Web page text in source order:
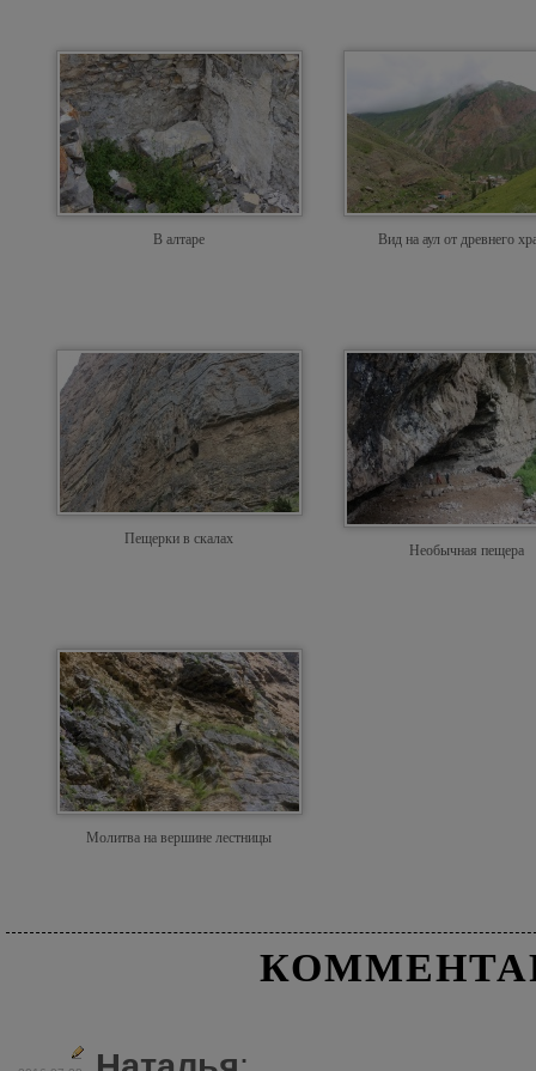
В алтаре Вид на аул от древнего
Пещерки в скалах
Необычная пещера
Молитва на вершине лестницы